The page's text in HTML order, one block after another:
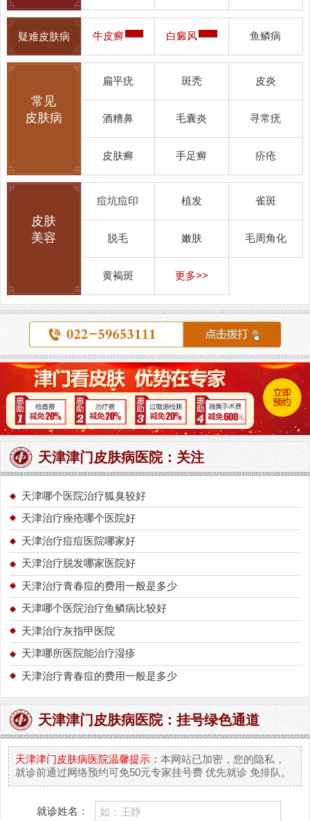
疑难皮肤病 牛皮癣 白癜风 鱼鳞病
常见
皮肤病
扁平疣 斑秃 皮炎
酒糟鼻 毛囊炎 寻常疣
皮肤癣 手足癣 疥疮
皮肤
美容
痘坑痘印 植发 雀斑
脱毛 嫩肤 毛周角化
黄褐斑 更多>>
天津津门皮肤病医院：关注
天津哪个医院治疗狐臭较好
天津治疗痤疮哪个医院好
天津治疗痘痘医院哪家好
天津治疗脱发哪家医院好
天津治疗青春痘的费用一般是多少
天津哪个医院治疗鱼鳞病比较好
天津治疗灰指甲医院
天津哪所医院能治疗湿疹
天津治疗青春痘的费用一般是多少
天津津门皮肤病医院：挂号绿色通道
天津津门皮肤病医院温馨提示：本网站已加密，您的隐私，
就诊前通过网络预约可免50元专家挂号费 优先就诊 免排队。
就诊姓名：